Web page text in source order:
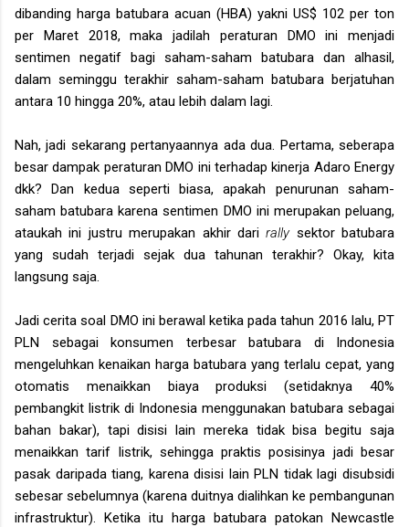
dibanding harga batubara acuan (HBA) yakni US$ 102 per ton
per Maret 2018, maka jadilah peraturan DMO ini menjadi
sentimen negatif bagi saham-saham batubara dan alhasil,
dalam seminggu terakhir saham-saham batubara berjatuhan
antara 10 hingga 20%, atau lebih dalam lagi.
Nah, jadi sekarang pertanyaannya ada dua. Pertama, seberapa
besar dampak peraturan DMO ini terhadap kinerja Adaro Energy
dkk? Dan kedua seperti biasa, apakah penurunan saham-
saham batubara karena sentimen DMO ini merupakan peluang,
ataukah ini justru merupakan akhir darirally sektor batubara
yang sudah terjadi sejak dua tahunan terakhir? Okay, kita
langsung saja.
Jadi cerita soal DMO ini berawal ketika pada tahun 2016 lalu, PT
PLN sebagai konsumen terbesar batubara di Indonesia
mengeluhkan kenaikan harga batubara yang terlalu cepat, yang
otomatis menaikkan biaya produksi (setidaknya 40%
pembangkit listrik di Indonesia menggunakan batubara sebagai
bahan bakar), tapi disisi lain mereka tidak bisa begitu saja
menaikkan tarif listrik, sehingga praktis posisinya jadi besar
pasak daripada tiang, karena disisi lain PLN tidak lagi disubsidi
sebesar sebelumnya (karena duitnya dialihkan ke pembangunan
infrastruktur). Ketika itu harga batubara patokan Newcastle